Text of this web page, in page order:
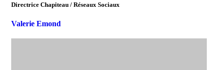
Directrice Chapiteau / Réseaux Sociaux
Valerie Emond